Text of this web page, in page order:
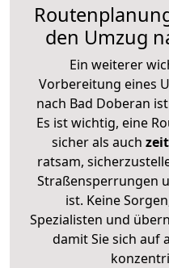
den Umzug
Ein weiterer
Vorbereitung eines
nach Bad Doberan
Es ist wichtig, eine
sicher als auch
ratsam,
Straßensperrungen
ist. Keine
Spezialisten und
damit Sie sich auf